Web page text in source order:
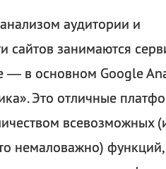
аудитории и
сайтов занимаются
— в основном Google
Это отличные
всевозможных
немаловажно) функций,